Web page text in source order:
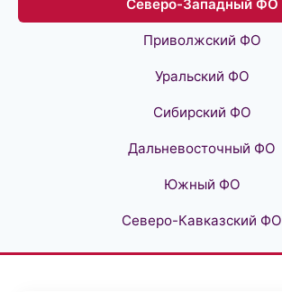
Северо-Западный ФО
Приволжский ФО
Уральский ФО
Сибирский ФО
Дальневосточный ФО
Южный ФО
Северо-Кавказский ФО